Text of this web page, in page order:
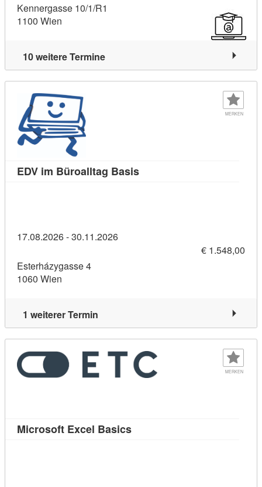
Kennergasse 10/1/R1
1100 Wien
10 weitere Termine
MERKEN
EDV im Büroalltag BasisKursdetail: EDV im
17.08.2026 - 30.11.2026
€ 1.548,00
Esterházygasse 4
1060 Wien
1 weiterer Termin
MERKEN
Microsoft Excel BasicsKursdetail: Microsoft Excel